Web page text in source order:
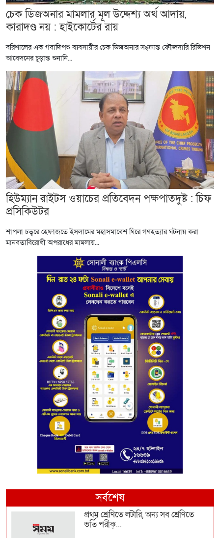
চেক ডিজঅনার মামলার মূল উদ্দেশ্য অর্থ আদায়,
কারাদণ্ড নয় : হাইকোর্টের রায়
বরিশালের এক গবাদিপশু ব্যবসায়ীর চেক ডিজঅনার সংক্রান্ত ফৌজদারি রিভিশন
আবেদনের চূড়ান্ত শুনানি...
হিউম্যান রাইটস ওয়াচের প্রতিবেদন পক্ষপাতদুষ্ট : চিফ
প্রসিকিউটর
শাপলা চত্বরে হেফাজতে ইসলামের মহাসমাবেশ ঘিরে গণহত্যার ঘটনায় করা
মানবতাবিরোধী অপরাধের মামলায়...
সর্বশেষ
প্রথম শ্রেণিতে লটারি, অন্য সব শ্রেণিতে
ভর্তি পরীক্...